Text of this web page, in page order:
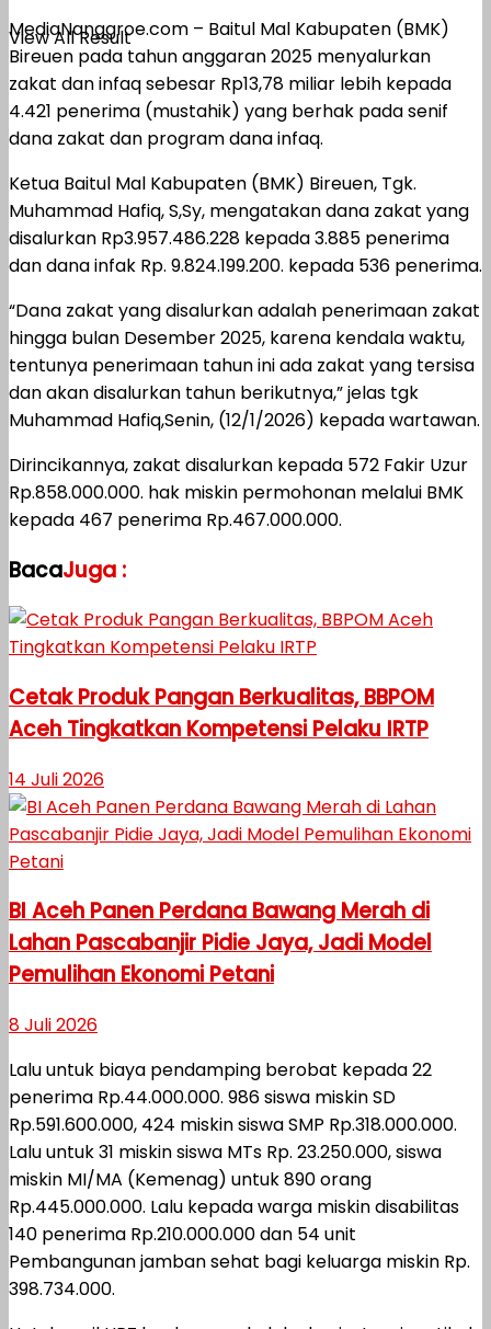
View All Result
MediaNanggroe.com – Baitul Mal Kabupaten (BMK)
Bireuen pada tahun anggaran 2025 menyalurkan
zakat dan infaq sebesar Rp13,78 miliar lebih kepada
4.421 penerima (mustahik) yang berhak pada senif
dana zakat dan program dana infaq.
Ketua Baitul Mal Kabupaten (BMK) Bireuen, Tgk.
Muhammad Hafiq, S,Sy, mengatakan dana zakat yang
disalurkan Rp3.957.486.228 kepada 3.885 penerima
dan dana infak Rp. 9.824.199.200. kepada 536 penerima.
“Dana zakat yang disalurkan adalah penerimaan zakat
hingga bulan Desember 2025, karena kendala waktu,
tentunya penerimaan tahun ini ada zakat yang tersisa
dan akan disalurkan tahun berikutnya,” jelas tgk
Muhammad Hafiq,Senin, (12/1/2026) kepada wartawan.
Dirincikannya, zakat disalurkan kepada 572 Fakir Uzur
Rp.858.000.000. hak miskin permohonan melalui BMK
kepada 467 penerima Rp.467.000.000.
BacaJuga :
Cetak Produk Pangan Berkualitas, BBPOM
Aceh Tingkatkan Kompetensi Pelaku IRTP
14 Juli 2026
BI Aceh Panen Perdana Bawang Merah di
Lahan Pascabanjir Pidie Jaya, Jadi Model
Pemulihan Ekonomi Petani
8 Juli 2026
Lalu untuk biaya pendamping berobat kepada 22
penerima Rp.44.000.000. 986 siswa miskin SD
Rp.591.600.000, 424 miskin siswa SMP Rp.318.000.000.
Lalu untuk 31 miskin siswa MTs Rp. 23.250.000, siswa
miskin MI/MA (Kemenag) untuk 890 orang
Rp.445.000.000. Lalu kepada warga miskin disabilitas
140 penerima Rp.210.000.000 dan 54 unit
Pembangunan jamban sehat bagi keluarga miskin Rp.
398.734.000.